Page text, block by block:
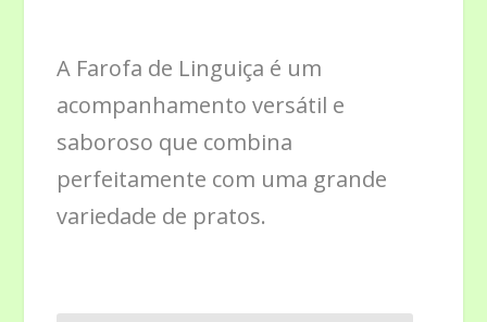
A Farofa de Linguiça é um
acompanhamento versátil e
saboroso que combina
perfeitamente com uma grande
variedade de pratos.